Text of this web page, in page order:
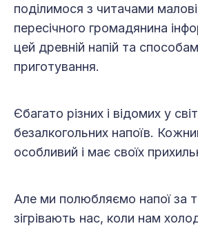
поділимося з читачами
пересічного громадянина
цей древній напій та
приготування.
Єбагато різних і відомих у
безалкогольних напоїв.
особливий і має своїх
Але ми полюбляємо напої за
зігрівають нас, коли нам